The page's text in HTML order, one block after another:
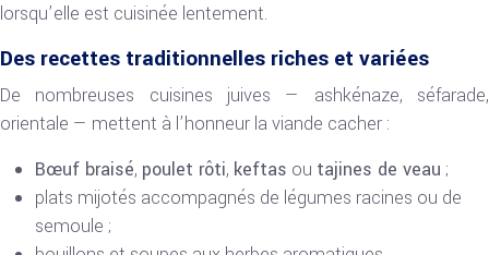
lorsqu’elle est cuisinée lentement.
Des recettes traditionnelles riches et variées
De nombreuses cuisines juives — ashkénaze, séfarade,
orientale — mettent à l’honneur la viande cacher :
Bœuf braisé, poulet rôti, keftas ou tajines de veau ;
plats mijotés accompagnés de légumes racines ou de
semoule ;